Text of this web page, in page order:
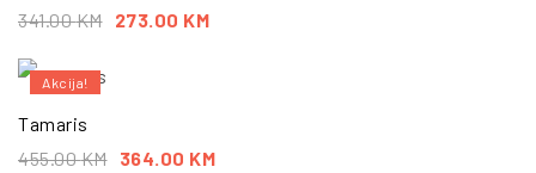
341.00KM 273.00 KM
Akcija!
Tamaris
455.00KM 364.00 KM